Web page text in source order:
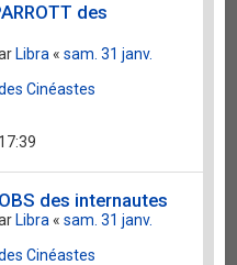
des
Libra «sam. 31 janv.
Cinéastes
des internautes
Libra «sam. 31 janv.
Cinéastes